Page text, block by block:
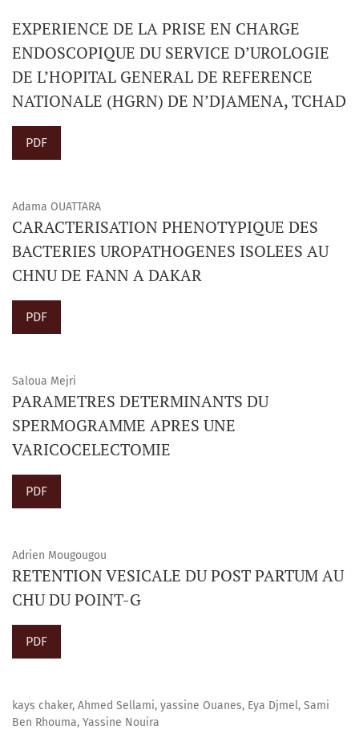
EXPERIENCE DE LA PRISE EN CHARGE
ENDOSCOPIQUE DU SERVICE D’UROLOGIE
DE L’HOPITAL GENERAL DE REFERENCE
NATIONALE (HGRN) DE N’DJAMENA, TCHAD
PDF
Adama OUATTARA
CARACTERISATION PHENOTYPIQUE DES
BACTERIES UROPATHOGENES ISOLEES AU
CHNU DE FANN A DAKAR
PDF
Saloua Mejri
PARAMETRES DETERMINANTS DU
SPERMOGRAMME APRES UNE
VARICOCELECTOMIE
PDF
Adrien Mougougou
RETENTION VESICALE DU POST PARTUM AU
CHU DU POINT-G
PDF
kays chaker, Ahmed Sellami, yassine Ouanes, Eya Djmel, Sami
Ben Rhouma, Yassine Nouira